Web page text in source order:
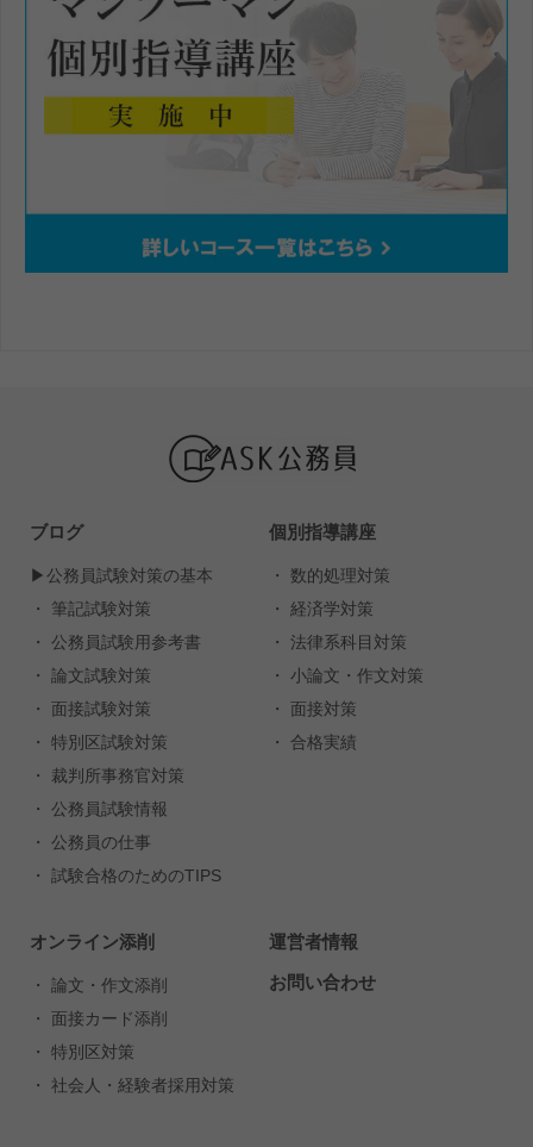
ブログ
▶︎公務員試験対策の基本
・ 筆記試験対策
・ 公務員試験用参考書
・ 論文試験対策
・ 面接試験対策
・ 特別区試験対策
・ 裁判所事務官対策
・ 公務員試験情報
・ 公務員の仕事
・ 試験合格のためのTIPS
個別指導講座
・ 数的処理対策
・ 経済学対策
・ 法律系科目対策
・ 小論文・作文対策
・ 面接対策
・ 合格実績
オンライン添削
・ 論文・作文添削
・ 面接カード添削
・ 特別区対策
・ 社会人・経験者採用対策
運営者情報
お問い合わせ